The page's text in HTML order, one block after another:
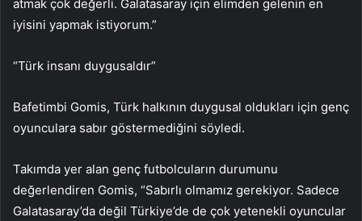
atmak çok değerli. Galatasaray için elimden gelenin en
iyisini yapmak istiyorum.”
“Türk insanı duygusaldır”
Bafetimbi Gomis, Türk halkının duygusal oldukları için genç
oyunculara sabır göstermediğini söyledi.
Takımda yer alan genç futbolcuların durumunu
değerlendiren Gomis, “Sabırlı olmamız gerekiyor. Sadece
Galatasaray’da değil Türkiye’de de çok yetenekli oyuncular